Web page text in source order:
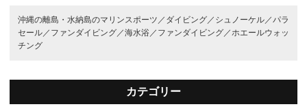
沖縄の離島・水納島のマリンスポーツ／ ダイビング／ シュノーケル／パラ
セール／ ファンダイビング／海水浴／ ファンダイビング／ホエールウォッ
チング
カテゴリー